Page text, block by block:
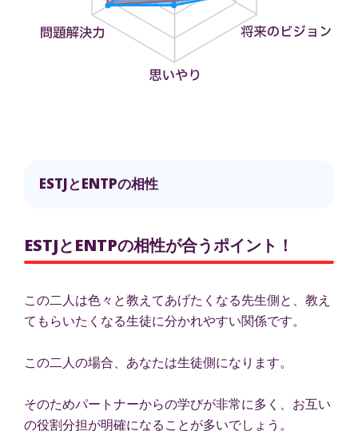
ESTJとENTPの相性
ESTJとENTPの相性が合うポイント！
この二人は色々と教えてあげたくなる先生側と、教え
てもらいたくなる生徒に分かれやすい関係です。
この二人の場合、あなたは生徒側になります。
そのためパートナーからの学びが非常に多く、お互い
の役割分担が明確になることが多いでしょう。